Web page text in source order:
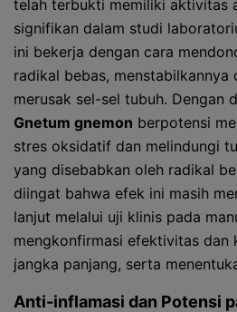
telah terbukti memiliki aktivitas
signifikan dalam studi
ini bekerja dengan cara
radikal bebas, menstabilkannya
merusak sel-sel tubuh. Dengan
Gnetum gnemon berpotensi
stres oksidatif dan melindungi
yang disebabkan oleh radikal
diingat bahwa efek ini masih
lanjut melalui uji klinis pada
mengkonfirmasi efektivitas dan
jangka panjang, serta
Anti-inflamasi dan Potensi